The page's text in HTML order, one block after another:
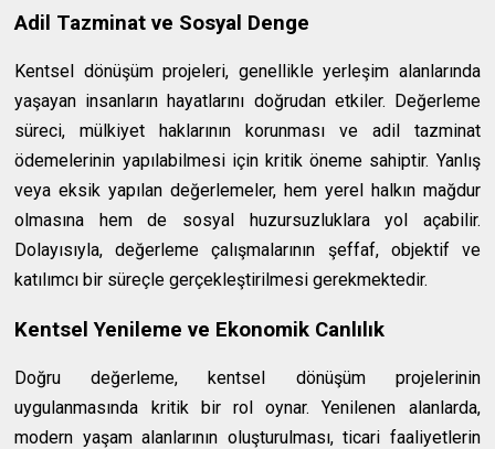
Adil Tazminat ve Sosyal Denge
Kentsel dönüşüm projeleri, genellikle yerleşim alanlarında
yaşayan insanların hayatlarını doğrudan etkiler. Değerleme
süreci, mülkiyet haklarının korunması ve adil tazminat
ödemelerinin yapılabilmesi için kritik öneme sahiptir. Yanlış
veya eksik yapılan değerlemeler, hem yerel halkın mağdur
olmasına hem de sosyal huzursuzluklara yol açabilir.
Dolayısıyla, değerleme çalışmalarının şeffaf, objektif ve
katılımcı bir süreçle gerçekleştirilmesi gerekmektedir.
Kentsel Yenileme ve Ekonomik Canlılık
Doğru değerleme, kentsel dönüşüm projelerinin
uygulanmasında kritik bir rol oynar. Yenilenen alanlarda,
modern yaşam alanlarının oluşturulması, ticari faaliyetlerin